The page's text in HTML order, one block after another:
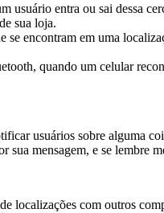
usuário entra ou sai dessa
sua loja.
se encontram em uma
quando um celular
usuários sobre alguma
mensagem, e se lembre
localizações com outros